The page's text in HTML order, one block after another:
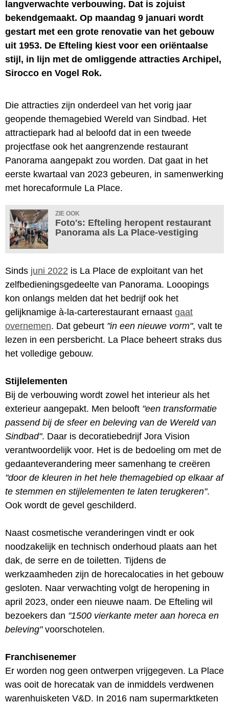
langverwachte verbouwing. Dat is zojuist
bekendgemaakt. Op maandag 9 januari wordt
gestart met een grote renovatie van het gebouw
uit 1953. De Efteling kiest voor een oriëntaalse
stijl, in lijn met de omliggende attracties Archipel,
Sirocco en Vogel Rok.
Die attracties zijn onderdeel van het vorig jaar
geopende themagebied Wereld van Sindbad. Het
attractiepark had al beloofd dat in een tweede
projectfase ook het aangrenzende restaurant
Panorama aangepakt zou worden. Dat gaat in het
eerste kwartaal van 2023 gebeuren, in samenwerking
met horecaformule La Place.
ZIE OOK
Foto's: Efteling heropent restaurant
Panorama als La Place-vestiging
Sinds juni 2022 is La Place de exploitant van het
zelfbedieningsgedeelte van Panorama. Looopings
kon onlangs melden dat het bedrijf ook het
gelijknamige à-la-carterestaurant ernaast gaat
overnemen. Dat gebeurt "in een nieuwe vorm", valt te
lezen in een persbericht. La Place beheert straks dus
het volledige gebouw.
Stijlelementen
Bij de verbouwing wordt zowel het interieur als het
exterieur aangepakt. Men belooft "een transformatie
passend bij de sfeer en beleving van de Wereld van
Sindbad". Daar is decoratiebedrijf Jora Vision
verantwoordelijk voor. Het is de bedoeling om met de
gedaanteverandering meer samenhang te creëren
"door de kleuren in het hele themagebied op elkaar af
te stemmen en stijlelementen te laten terugkeren".
Ook wordt de gevel geschilderd.
Naast cosmetische veranderingen vindt er ook
noodzakelijk en technisch onderhoud plaats aan het
dak, de serre en de toiletten. Tijdens de
werkzaamheden zijn de horecalocaties in het gebouw
gesloten. Naar verwachting volgt de heropening in
april 2023, onder een nieuwe naam. De Efteling wil
bezoekers dan "1500 vierkante meter aan horeca en
beleving"voorschotelen.
Franchisenemer
Er worden nog geen ontwerpen vrijgegeven. La Place
was ooit de horecatak van de inmiddels verdwenen
warenhuisketen V&D. In 2016 nam supermarktketen